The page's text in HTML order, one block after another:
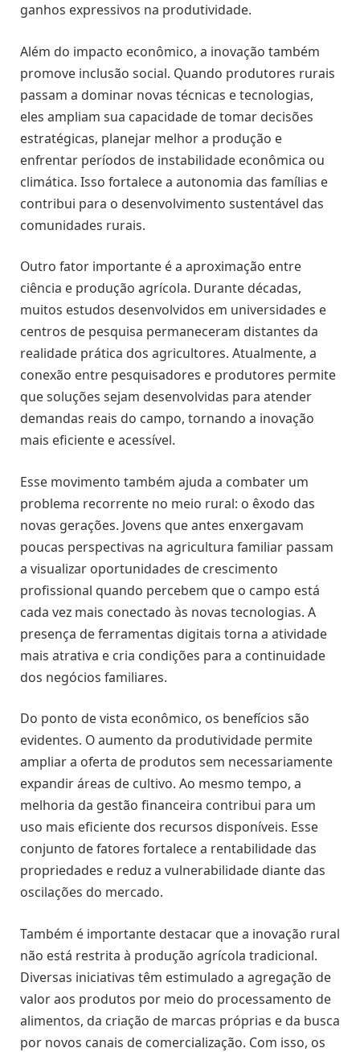
ganhos expressivos na produtividade.
Além do impacto econômico, a inovação também
promove inclusão social. Quando produtores rurais
passam a dominar novas técnicas e tecnologias,
eles ampliam sua capacidade de tomar decisões
estratégicas, planejar melhor a produção e
enfrentar períodos de instabilidade econômica ou
climática. Isso fortalece a autonomia das famílias e
contribui para o desenvolvimento sustentável das
comunidades rurais.
Outro fator importante é a aproximação entre
ciência e produção agrícola. Durante décadas,
muitos estudos desenvolvidos em universidades e
centros de pesquisa permaneceram distantes da
realidade prática dos agricultores. Atualmente, a
conexão entre pesquisadores e produtores permite
que soluções sejam desenvolvidas para atender
demandas reais do campo, tornando a inovação
mais eficiente e acessível.
Esse movimento também ajuda a combater um
problema recorrente no meio rural: o êxodo das
novas gerações. Jovens que antes enxergavam
poucas perspectivas na agricultura familiar passam
a visualizar oportunidades de crescimento
profissional quando percebem que o campo está
cada vez mais conectado às novas tecnologias. A
presença de ferramentas digitais torna a atividade
mais atrativa e cria condições para a continuidade
dos negócios familiares.
Do ponto de vista econômico, os benefícios são
evidentes. O aumento da produtividade permite
ampliar a oferta de produtos sem necessariamente
expandir áreas de cultivo. Ao mesmo tempo, a
melhoria da gestão financeira contribui para um
uso mais eficiente dos recursos disponíveis. Esse
conjunto de fatores fortalece a rentabilidade das
propriedades e reduz a vulnerabilidade diante das
oscilações do mercado.
Também é importante destacar que a inovação rural
não está restrita à produção agrícola tradicional.
Diversas iniciativas têm estimulado a agregação de
valor aos produtos por meio do processamento de
alimentos, da criação de marcas próprias e da busca
por novos canais de comercialização. Com isso, os